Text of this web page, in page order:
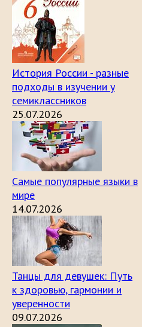
История России - разные
подходы в изучении у
семиклассников
25.07.2026
Самые популярные языки в
мире
14.07.2026
Танцы для девушек: Путь
к здоровью, гармонии и
уверенности
09.07.2026